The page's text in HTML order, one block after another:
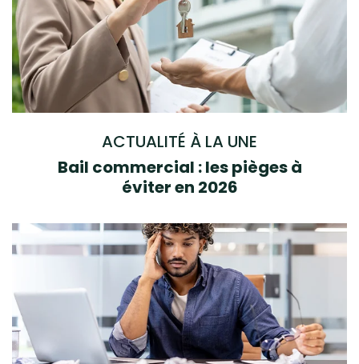
ACTUALITÉ À LA UNE
Bail commercial : les pièges à
éviter en 2026